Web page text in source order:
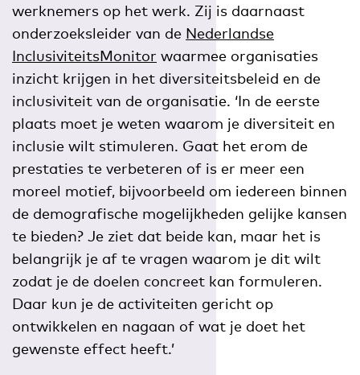
werknemers op het werk. Zij is daarnaast
onderzoeksleider van de Nederlandse
InclusiviteitsMonitor waarmee organisaties
inzicht krijgen in het diversiteitsbeleid en de
inclusiviteit van de organisatie. ‘In de eerste
plaats moet je weten waarom je diversiteit en
inclusie wilt stimuleren. Gaat het erom de
prestaties te verbeteren of is er meer een
moreel motief, bijvoorbeeld om iedereen binnen
de demografische mogelijkheden gelijke kansen
te bieden? Je ziet dat beide kan, maar het is
belangrijk je af te vragen waarom je dit wilt
zodat je de doelen concreet kan formuleren.
Daar kun je de activiteiten gericht op
ontwikkelen en nagaan of wat je doet het
gewenste effect heeft.’